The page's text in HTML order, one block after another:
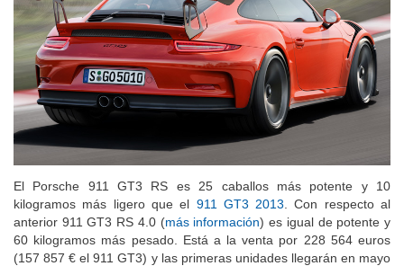
El Porsche 911 GT3 RS es 25 caballos más potente y 10
kilogramos más ligero que el 911 GT3 2013. Con respecto al
anterior 911 GT3 RS 4.0 (más información) es igual de potente y
60 kilogramos más pesado. Está a la venta por 228 564 euros
(157 857 € el 911 GT3) y las primeras unidades llegarán en mayo